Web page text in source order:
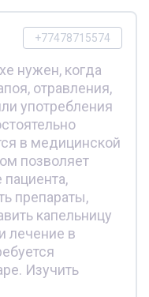
+77478715574
нужен, когда
отравления,
употребления
в медицинской
позволяет
препараты,
капельницу
лечение в
Изучить